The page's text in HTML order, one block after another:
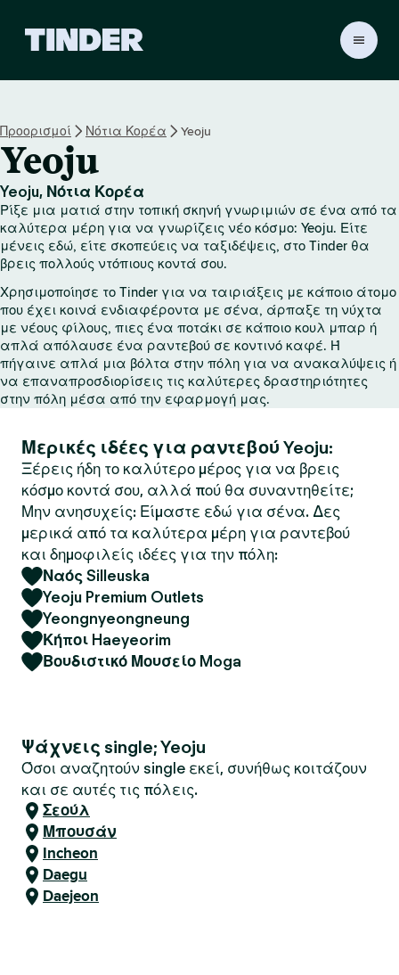
ή
ί
δ
α
T
n
d
e
r
Προορισμοί Νότια Κορέα Yeoju
Yeoju
Yeoju, Νότια Κορέα
Ρίξε μια ματιά στην τοπική σκηνή γνωριμιών σε ένα από τα
καλύτερα μέρη για να γνωρίζεις νέο κόσμο: Yeoju. Είτε
μένεις εδώ, είτε σκοπεύεις να ταξιδέψεις, στο Tinder θα
βρεις πολλούς ντόπιους κοντά σου.
Χρησιμοποίησε το Tinder για να ταιριάξεις με κάποιο άτομο
που έχει κοινά ενδιαφέροντα με σένα, άρπαξε τη νύχτα
με νέους φίλους, πιες ένα ποτάκι σε κάποιο κουλ μπαρ ή
απλά απόλαυσε ένα ραντεβού σε κοντινό καφέ. Ή
πήγαινε απλά μια βόλτα στην πόλη για να ανακαλύψεις ή
να επαναπροσδιορίσεις τις καλύτερες δραστηριότητες
στην πόλη μέσα από την εφαρμογή μας.
Μερικές ιδέες για ραντεβού Yeoju:
Ξέρεις ήδη το καλύτερο μέρος για να βρεις
κόσμο κοντά σου, αλλά πού θα συναντηθείτε;
Μην ανησυχείς: Είμαστε εδώ για σένα. Δες
μερικά από τα καλύτερα μέρη για ραντεβού
και δημοφιλείς ιδέες για την πόλη:
Ναός Silleuska
Yeoju Premium Outlets
Yeongnyeongneung
Κήποι Haeyeorim
Βουδιστικό Μουσείο Moga
Ψάχνεις single; Yeoju
Όσοι αναζητούν single εκεί, συνήθως κοιτάζουν
και σε αυτές τις πόλεις.
Σεούλ
Μπουσάν
Incheon
Daegu
Daejeon